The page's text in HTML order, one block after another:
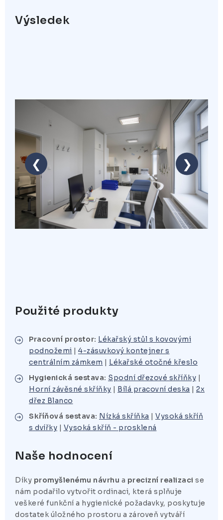
Výsledek
❮ ❯
Použité produkty
Pracovní prostor: Lékařský stůl s kovovými
podnožemi | 4-zásuvkový kontejner s
centrálním zámkem | Lékařské otočné křeslo
Hygienická sestava: Spodní dřezové skříňky |
Horní závěsné skříňky | Bílá pracovní deska | 2x
dřez Blanco
Skříňová sestava: Nízká skříňka | Vysoká skříň
s dvířky | Vysoká skříň - prosklená
Naše hodnocení
Díky promyšlenému návrhu a precizní realizaci se
nám podařilo vytvořit ordinaci, která splňuje
veškeré funkční a hygienické požadavky, poskytuje
dostatek úložného prostoru a zároveň vytváří